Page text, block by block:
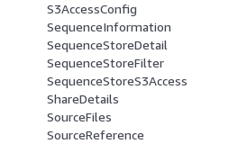
S3AccessConfig
SequenceInformation
SequenceStoreDetail
SequenceStoreFilter
SequenceStoreS3Access
ShareDetails
SourceFiles
SourceReference